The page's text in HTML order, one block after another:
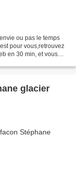
ou pas le temps
pour vous,retrouvez
en 30 min, et vous
glacier